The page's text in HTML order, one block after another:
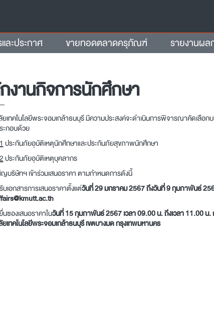
ละประกาศ ขายทอดตลาดครุภัณฑ์ รายงานผล
งานกิจการนักศึกษา
เทคโนโลยีพระจอมเกล้าธนบุรี มีความประสงค์จะดำเนินการพิจารณาคัดเลื
ะกอบด้วย
ประกันภัยอุบัติเหตุนักศึกษาและประกันภัยสุขภาพนักศึกษา
ประกันภัยอุบัติเหตุบุคลากร
ญบริษัทฯ เข้าร่วมเสนอราคา ตามกำหนดการดังนี้
เอกสารการเสนอราคาตั้งแต่วันที่ 29 มกราคม 2567 ถึงวันที่ 9 กุมภาพันธ์
ซองเสนอราคาในวันที่ 15 กุมภาพันธ์ 2567 เวลา 09.00 น. ถึงเวลา 11.00
เทคโนโลยีพระจอมเกล้าธนบุรี เขตบางมด กรุงเทพมหานคร